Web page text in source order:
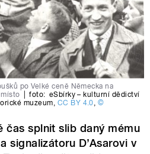
po Velké ceně Německa na
foto: eSbírky – kulturní dědictví
muzeum, CC BY 4.0, ©
čas splnit slib daný mému
signalizátoru D’Asarovi v